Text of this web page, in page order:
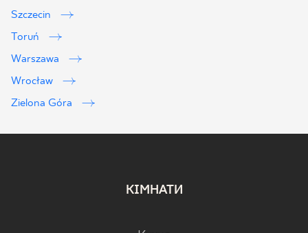
Szczecin
Toruń
Warszawa
Wrocław
Zielona Góra
КІМНАТИ